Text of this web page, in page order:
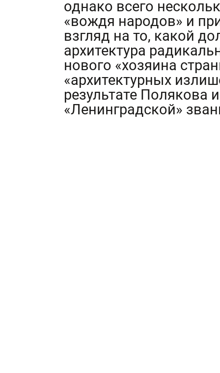
однако всего
«вождя народов» и
взгляд на то, какой
архитектура
нового «хозяина
«архитектурных
результате Полякова
«Ленинградской»